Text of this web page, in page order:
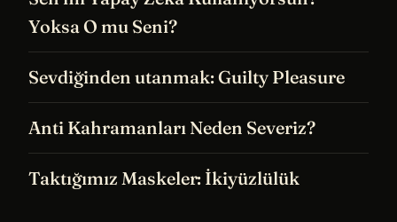
Yoksa O mu Seni?
Sevdiğinden utanmak: Guilty Pleasure
Anti Kahramanları Neden Severiz?
Taktığımız Maskeler: İkiyüzlülük